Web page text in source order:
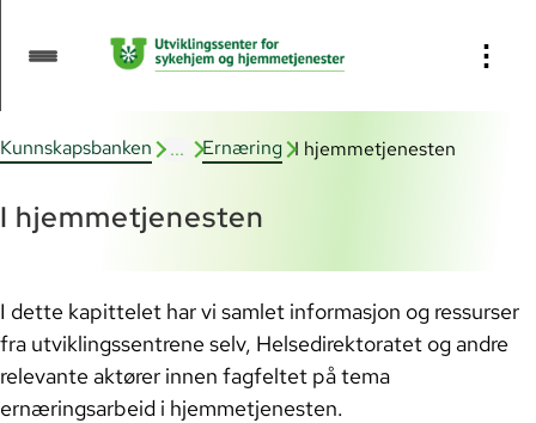
⋮
Personer med utviklingshemming
Personer med demens
USHT - aktiviteter og ressurser
I sykehjem
I miljøarbeidertjenesten
Kunnskapsbanken ... Ernæring I hjemmetjenesten
I hjemmetjenesten
I dette kapittelet har vi samlet informasjon og ressurser
fra utviklingssentrene selv, Helsedirektoratet og andre
relevante aktører innen fagfeltet på tema
ernæringsarbeid i hjemmetjenesten.